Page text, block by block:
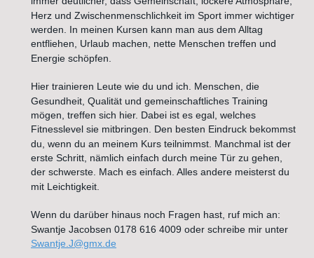
Herz und Zwischenmenschlichkeit im Sport immer wichtiger
werden. In meinen Kursen kann man aus dem Alltag
entfliehen, Urlaub machen, nette Menschen treffen und
Energie schöpfen.
Hier trainieren Leute wie du und ich. Menschen, die
Gesundheit, Qualität und gemeinschaftliches Training
mögen, treffen sich hier. Dabei ist es egal, welches
Fitnesslevel sie mitbringen. Den besten Eindruck bekommst
du, wenn du an meinem Kurs teilnimmst. Manchmal ist der
erste Schritt, nämlich einfach durch meine Tür zu gehen,
der schwerste. Mach es einfach. Alles andere meisterst du
mit Leichtigkeit.
Wenn du darüber hinaus noch Fragen hast, ruf mich an:
Swantje Jacobsen 0178 616 4009 oder schreibe mir unter
Swantje.J@gmx.de